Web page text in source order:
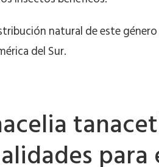
natural de este
del Sur.
para